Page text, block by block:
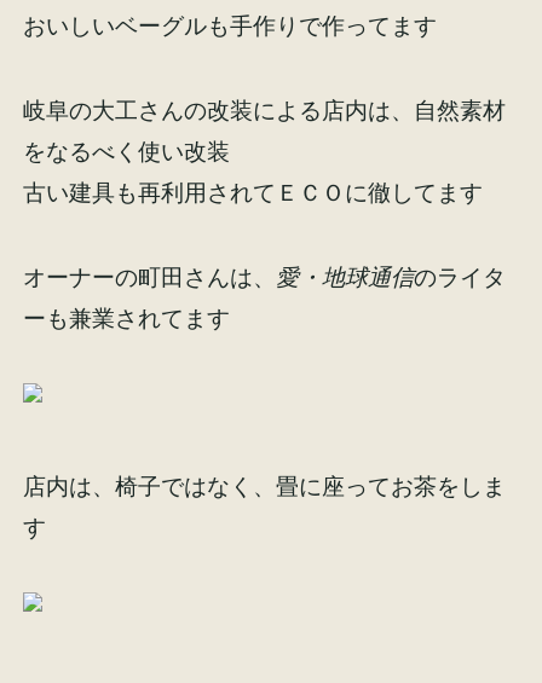
おいしいベーグルも手作りで作ってます
岐阜の大工さんの改装による店内は、自然素材
をなるべく使い改装
古い建具も再利用されてＥＣＯに徹してます
オーナーの町田さんは、 愛・地球通信のライタ
ーも兼業されてます
店内は、椅子ではなく、畳に座ってお茶をしま
す
スタッフ紹介
イベント情報